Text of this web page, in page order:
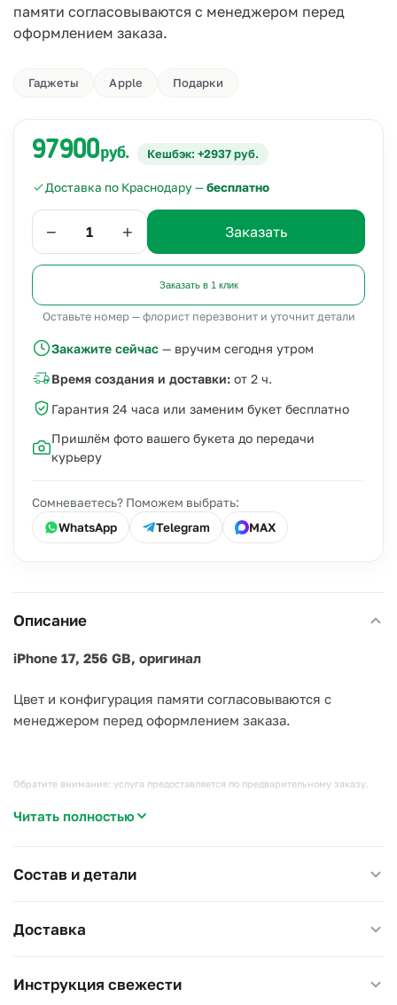
памяти согласовываются с менеджером перед
оформлением заказа.
Гаджеты Apple Подарки
97900руб. Кешбэк: +2937 руб.
Доставка по Краснодару —бесплатно
− + Заказать
Заказать в 1 клик
Оставьте номер — флорист перезвонит и уточнит детали
Закажите сейчас — вручим сегодня утром
Время создания и доставки: от 2 ч.
Гарантия 24 часа или заменим букет бесплатно
Пришлём фото вашего букета до передачи
курьеру
Сомневаетесь? Поможем выбрать:
WhatsApp
Telegram MAX
Описание
iPhone 17, 256 GB, оригинал
Цвет и конфигурация памяти согласовываются с
менеджером перед оформлением заказа.
Обратите внимание: услуга предоставляется по предварительному заказу.
Данный товар размещен на сайте в рамках оказания информационно-
Apple и не осуществляем розничную торговлю электроникой.
доставки товара по индивидуальному запросу клиента и используется
товара у поставщиков и логистических условий.
Читать полностью
Состав и детали
Доставка
Инструкция свежести